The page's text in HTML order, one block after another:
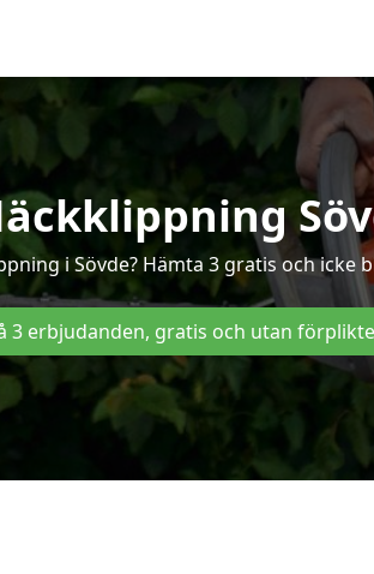
i Sövde? Hämta 3 gratis och icke
3 erbjudanden, gratis och utan